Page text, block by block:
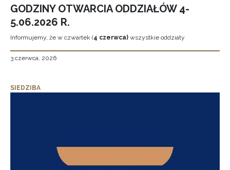
GODZINY OTWARCIA ODDZIAŁÓW 4-
5.06.2026 R.
Informujemy, że w czwartek (4 czerwca) wszystkie oddziały
3 czerwca, 2026
SIEDZIBA